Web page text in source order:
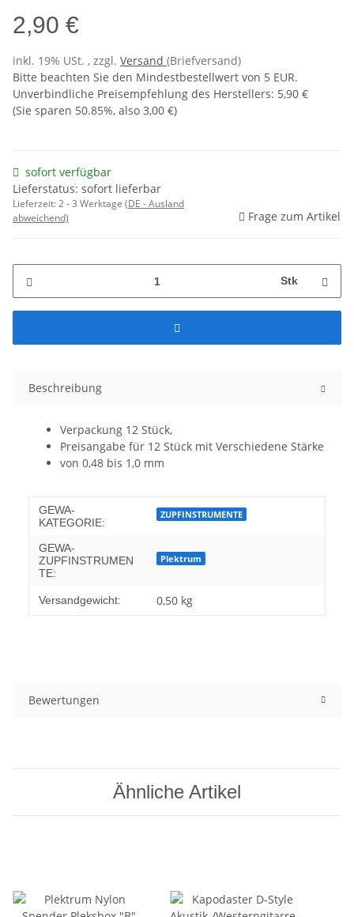
2,90 €
inkl. 19% USt. , zzgl. Versand (Briefversand)
Bitte beachten Sie den Mindestbestellwert von 5 EUR.
Unverbindliche Preisempfehlung des Herstellers: 5,90 €
(Sie sparen 50.85%, also 3,00 €)
sofort verfügbar
Lieferstatus: sofort lieferbar
Lieferzeit:2 - 3 Werktage (DE - Ausland
abweichend)
Frage zum Artikel
Stk
Beschreibung
Verpackung 12 Stück,
Preisangabe für 12 Stück mit Verschiedene Stärke
von 0,48 bis 1,0 mm
GEWA-
KATEGORIE:
ZUPFINSTRUMENTE
GEWA-
ZUPFINSTRUMEN
TE:
Plektrum
Versandgewicht: 0,50 kg
Bewertungen
Ähnliche Artikel